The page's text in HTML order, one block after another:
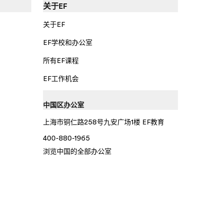
关于EF
关于EF
EF学校和办公室
所有EF课程
EF工作机会
中国区办公室
上海市铜仁路258号九安广场1楼 EF教育
400-880-1965
浏览中国的全部办公室